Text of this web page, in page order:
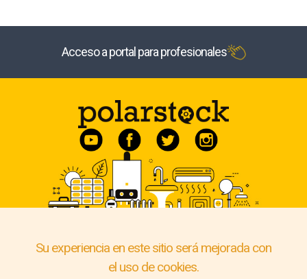
Acceso a portal para profesionales
Su experiencia en este sitio será mejorada con
el uso de cookies.